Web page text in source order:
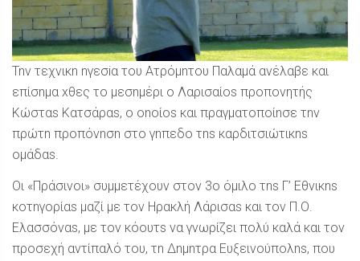
Tnv τεχνικn nγεσiα του Ατρόµnτου Παλαµά ανέλαβε και
επίσnµα xθες το µεσnµέρι ο Λαρισαίοs προπονητής
Κώσταs Κατσάραs, ο onoίos και πραγµατοποίnσε τnν
πρώτn προπόνnσn στο γnπεδο τns καρδιτσιώτικns
οµάδαs.
Οι «Πράσινοι» συµµετέχουν στον 3ο όµιλο τns Γ’ Εθνικns
κοτnγορίαs µαζί µε τον Ηρακλή Λάρισαs και τον Π.Ο.
Ελασσόναs, µε τον κόουτs να γνωρίζει πολύ καλά και τον
προσεχή αντίπαλό του, τn Δnµnτρα Ευξεινούπολns, που